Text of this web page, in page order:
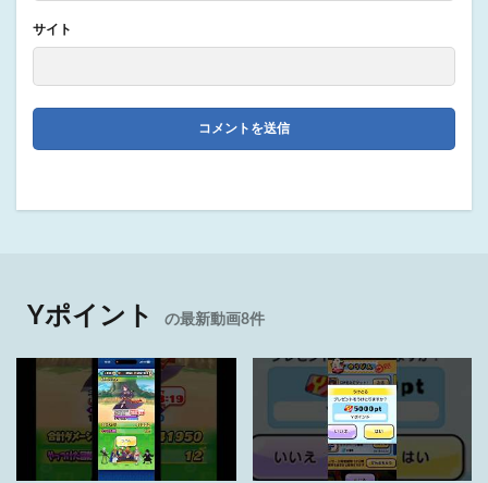
サイト
Yポイント の最新動画8件